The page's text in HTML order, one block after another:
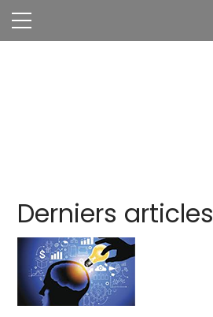
Derniers articles